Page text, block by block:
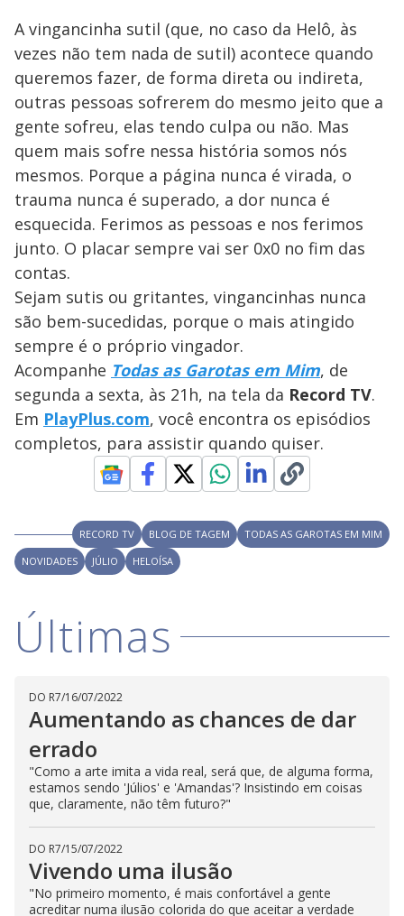
A vingancinha sutil (que, no caso da Helô, às
vezes não tem nada de sutil) acontece quando
queremos fazer, de forma direta ou indireta,
outras pessoas sofrerem do mesmo jeito que a
gente sofreu, elas tendo culpa ou não. Mas
quem mais sofre nessa história somos nós
mesmos. Porque a página nunca é virada, o
trauma nunca é superado, a dor nunca é
esquecida. Ferimos as pessoas e nos ferimos
junto. O placar sempre vai ser 0x0 no fim das
contas.
Sejam sutis ou gritantes, vingancinhas nunca
são bem-sucedidas, porque o mais atingido
sempre é o próprio vingador.
Acompanhe Todas as Garotas em Mim, de
segunda a sexta, às 21h, na tela da Record TV.
Em PlayPlus.com, você encontra os episódios
completos, para assistir quando quiser.
RECORD TV BLOG DE TAGEM
TODAS AS GAROTAS EM MIM
NOVIDADES
JÚLIO HELOÍSA
Últimas
DO R7/16/07/2022
Aumentando as chances de dar
errado
"Como a arte imita a vida real, será que, de alguma forma,
estamos sendo 'Júlios' e 'Amandas'? Insistindo em coisas
que, claramente, não têm futuro?"
DO R7/15/07/2022
Vivendo uma ilusão
"No primeiro momento, é mais confortável a gente
acreditar numa ilusão colorida do que aceitar a verdade